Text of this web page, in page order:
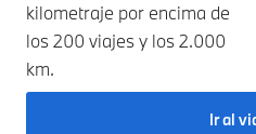
kilometraje por encima de
los 200 viajes y los 2.000
km.
Ir al